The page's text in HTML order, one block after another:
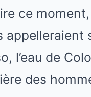
ce
appelleraient
l’eau de
des